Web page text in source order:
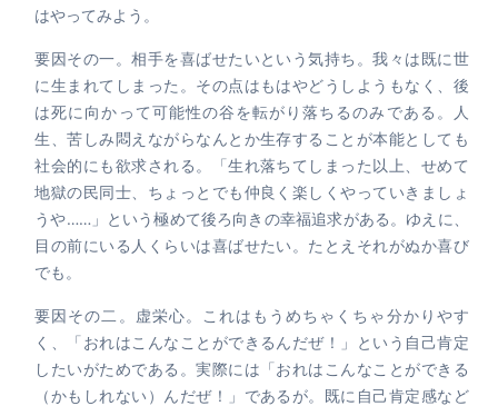
はやってみよう。
要因その一。相手を喜ばせたいという気持ち。我々は既に世
に生まれてしまった。その点はもはやどうしようもなく、後
は死に向かって可能性の谷を転がり落ちるのみである。人
生、苦しみ悶えながらなんとか生存することが本能としても
社会的にも欲求される。「生れ落ちてしまった以上、せめて
地獄の民同士、ちょっとでも仲良く楽しくやっていきましょ
うや……」という極めて後ろ向きの幸福追求がある。ゆえに、
目の前にいる人くらいは喜ばせたい。たとえそれがぬか喜び
でも。
要因その二。虚栄心。これはもうめちゃくちゃ分かりやす
く、「おれはこんなことができるんだぜ！」という自己肯定
したいがためである。実際には「おれはこんなことができる
（かもしれない）んだぜ！」であるが。既に自己肯定感など